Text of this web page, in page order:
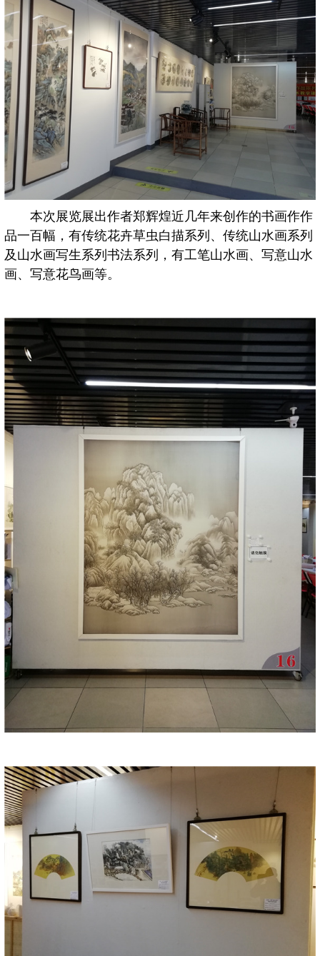
本次展览展出作者郑辉煌近几年来创作的书画作作
品一百幅，有传统花卉草虫白描系列、传统山水画系列
及山水画写生系列书法系列，有工笔山水画、写意山水
画、写意花鸟画等。